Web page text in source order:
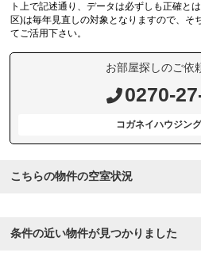
ト上で記述通り、データは必ずしも正確と
区)は毎年見直しの対象となりますので、そ
てご活用下さい。
お部屋探しのご依
0270-
コガネイハウジン
こちらの物件の空室状況
条件の近い物件が見つかりました